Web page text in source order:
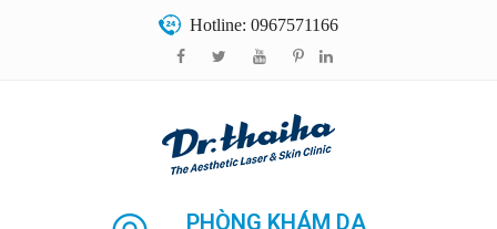
Hotline: 0967571166
PHÒNG KHÁM DA